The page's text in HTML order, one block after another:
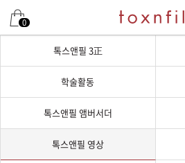
0
톡스앤필 3正
학술활동
톡스앤필 앰버서더
톡스앤필 영상